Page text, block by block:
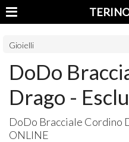
Gioielli
DoDo
Drago -
DoDo Bracciale Cordino
ONLINE